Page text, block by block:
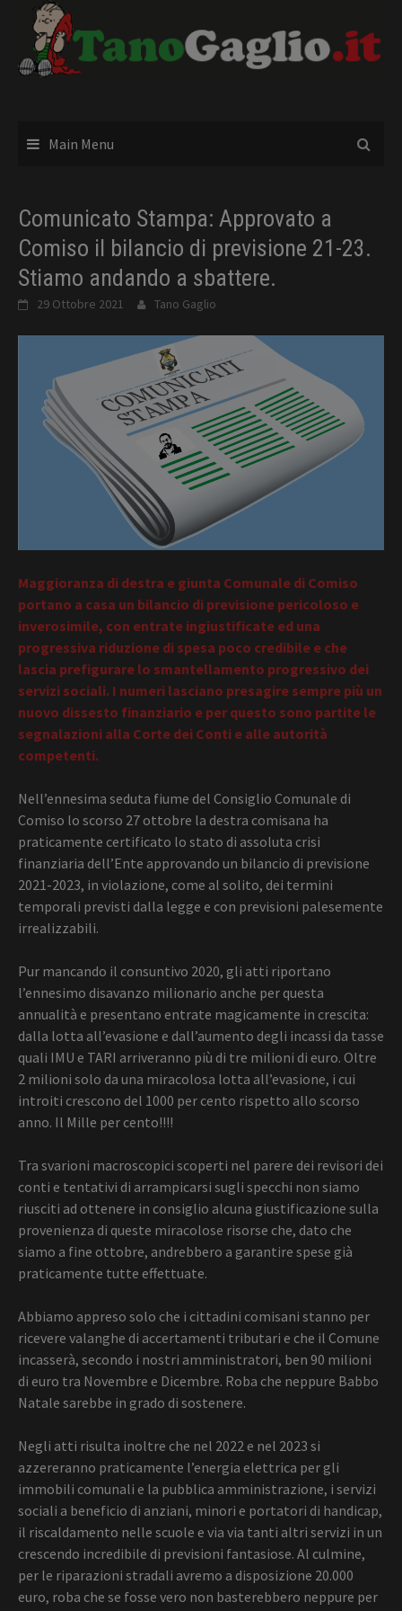
content
Main Menu
Comunicato Stampa: Approvato a
Comiso il bilancio di previsione 21-23.
Stiamo andando a sbattere.
29 Ottobre 2021 Tano Gaglio
Maggioranza di destra e giunta Comunale di Comiso
portano a casa un bilancio di previsione pericoloso e
inverosimile, con entrate ingiustificate ed una
progressiva riduzione di spesa poco credibile e che
lascia prefigurare lo smantellamento progressivo dei
servizi sociali. I numeri lasciano presagire sempre più un
nuovo dissesto finanziario e per questo sono partite le
segnalazioni alla Corte dei Conti e alle autorità
competenti.
Nell’ennesima seduta fiume del Consiglio Comunale di
Comiso lo scorso 27 ottobre la destra comisana ha
praticamente certificato lo stato di assoluta crisi
finanziaria dell’Ente approvando un bilancio di previsione
2021-2023, in violazione, come al solito, dei termini
temporali previsti dalla legge e con previsioni palesemente
irrealizzabili.
Pur mancando il consuntivo 2020, gli atti riportano
l’ennesimo disavanzo milionario anche per questa
annualità e presentano entrate magicamente in crescita:
dalla lotta all’evasione e dall’aumento degli incassi da tasse
quali IMU e TARI arriveranno più di tre milioni di euro. Oltre
2 milioni solo da una miracolosa lotta all’evasione, i cui
introiti crescono del 1000 per cento rispetto allo scorso
anno. Il Mille per cento!!!!
Tra svarioni macroscopici scoperti nel parere dei revisori dei
conti e tentativi di arrampicarsi sugli specchi non siamo
riusciti ad ottenere in consiglio alcuna giustificazione sulla
provenienza di queste miracolose risorse che, dato che
siamo a fine ottobre, andrebbero a garantire spese già
praticamente tutte effettuate.
Abbiamo appreso solo che i cittadini comisani stanno per
ricevere valanghe di accertamenti tributari e che il Comune
incasserà, secondo i nostri amministratori, ben 90 milioni
di euro tra Novembre e Dicembre. Roba che neppure Babbo
Natale sarebbe in grado di sostenere.
Negli atti risulta inoltre che nel 2022 e nel 2023 si
azzereranno praticamente l’energia elettrica per gli
immobili comunali e la pubblica amministrazione, i servizi
sociali a beneficio di anziani, minori e portatori di handicap,
il riscaldamento nelle scuole e via via tanti altri servizi in un
crescendo incredibile di previsioni fantasiose. Al culmine,
per le riparazioni stradali avremo a disposizione 20.000
euro, roba che se fosse vero non basterebbero neppure per